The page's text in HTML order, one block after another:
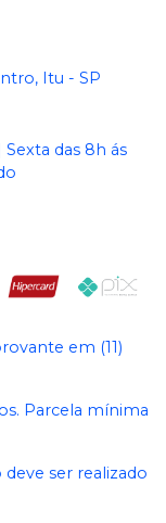
Itu - SP
das 8h ás
em (11)
Parcela mínima
ser realizado